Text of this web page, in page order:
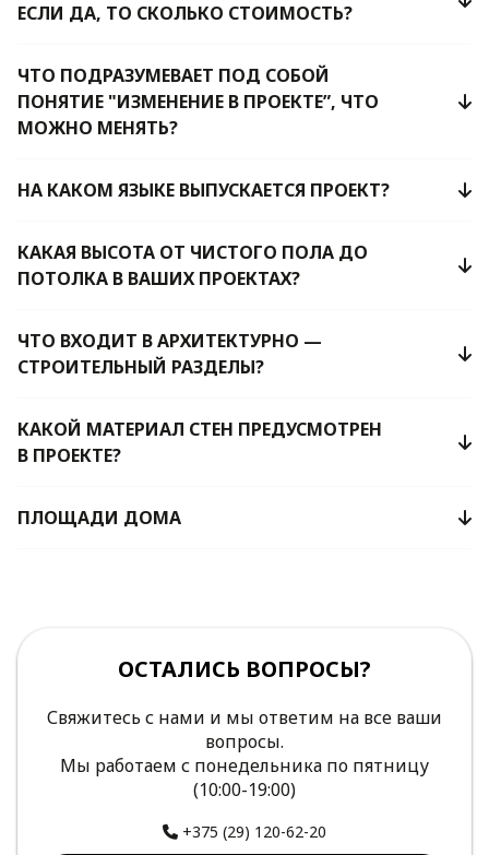
ЕСЛИ ДА, ТО СКОЛЬКО СТОИМОСТЬ?
ЧТО ПОДРАЗУМЕВАЕТ ПОД СОБОЙ
ПОНЯТИЕ "ИЗМЕНЕНИЕ В ПРОЕКТЕ”, ЧТО
МОЖНО МЕНЯТЬ?
НА КАКОМ ЯЗЫКЕ ВЫПУСКАЕТСЯ ПРОЕКТ?
КАКАЯ ВЫСОТА ОТ ЧИСТОГО ПОЛА ДО
ПОТОЛКА В ВАШИХ ПРОЕКТАХ?
ЧТО ВХОДИТ В АРХИТЕКТУРНО —
СТРОИТЕЛЬНЫЙ РАЗДЕЛЫ?
КАКОЙ МАТЕРИАЛ СТЕН ПРЕДУСМОТРЕН
В ПРОЕКТЕ?
ПЛОЩАДИ ДОМА
ОСТАЛИСЬ ВОПРОСЫ?
Свяжитесь с нами и мы ответим на все ваши
вопросы.
Мы работаем с понедельника по пятницу
(10:00-19:00)
+375 (29) 120-62-20